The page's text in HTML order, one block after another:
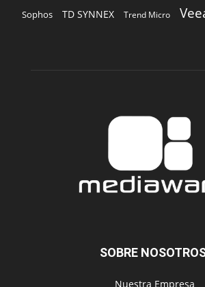
Sophos TD SYNNEX Trend Micro
SOBRE
‎ Nuestra Empresa